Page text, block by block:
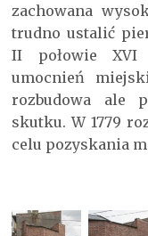
zachowana
trudno ustalić
II połowie XVI
umocnień
rozbudowa ale
skutku. W 1779
celu pozyskania